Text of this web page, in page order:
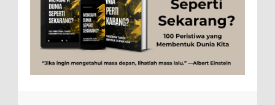
Ilustrasi/zdnet.com Ini adalah catatan penutup
untuk dua catatan saya sebelumnya ( Judi Togel
dan Impian Tolol Kaya Mendadak dan Tidak Ada ...
Apa yang Disebut Impurities?